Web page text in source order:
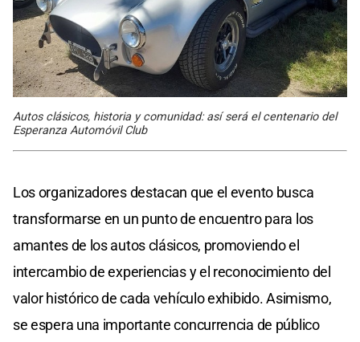
Autos clásicos, historia y comunidad: así será el centenario del
Esperanza Automóvil Club
Los organizadores destacan que el evento busca
transformarse en un punto de encuentro para los
amantes de los autos clásicos, promoviendo el
intercambio de experiencias y el reconocimiento del
valor histórico de cada vehículo exhibido. Asimismo,
se espera una importante concurrencia de público